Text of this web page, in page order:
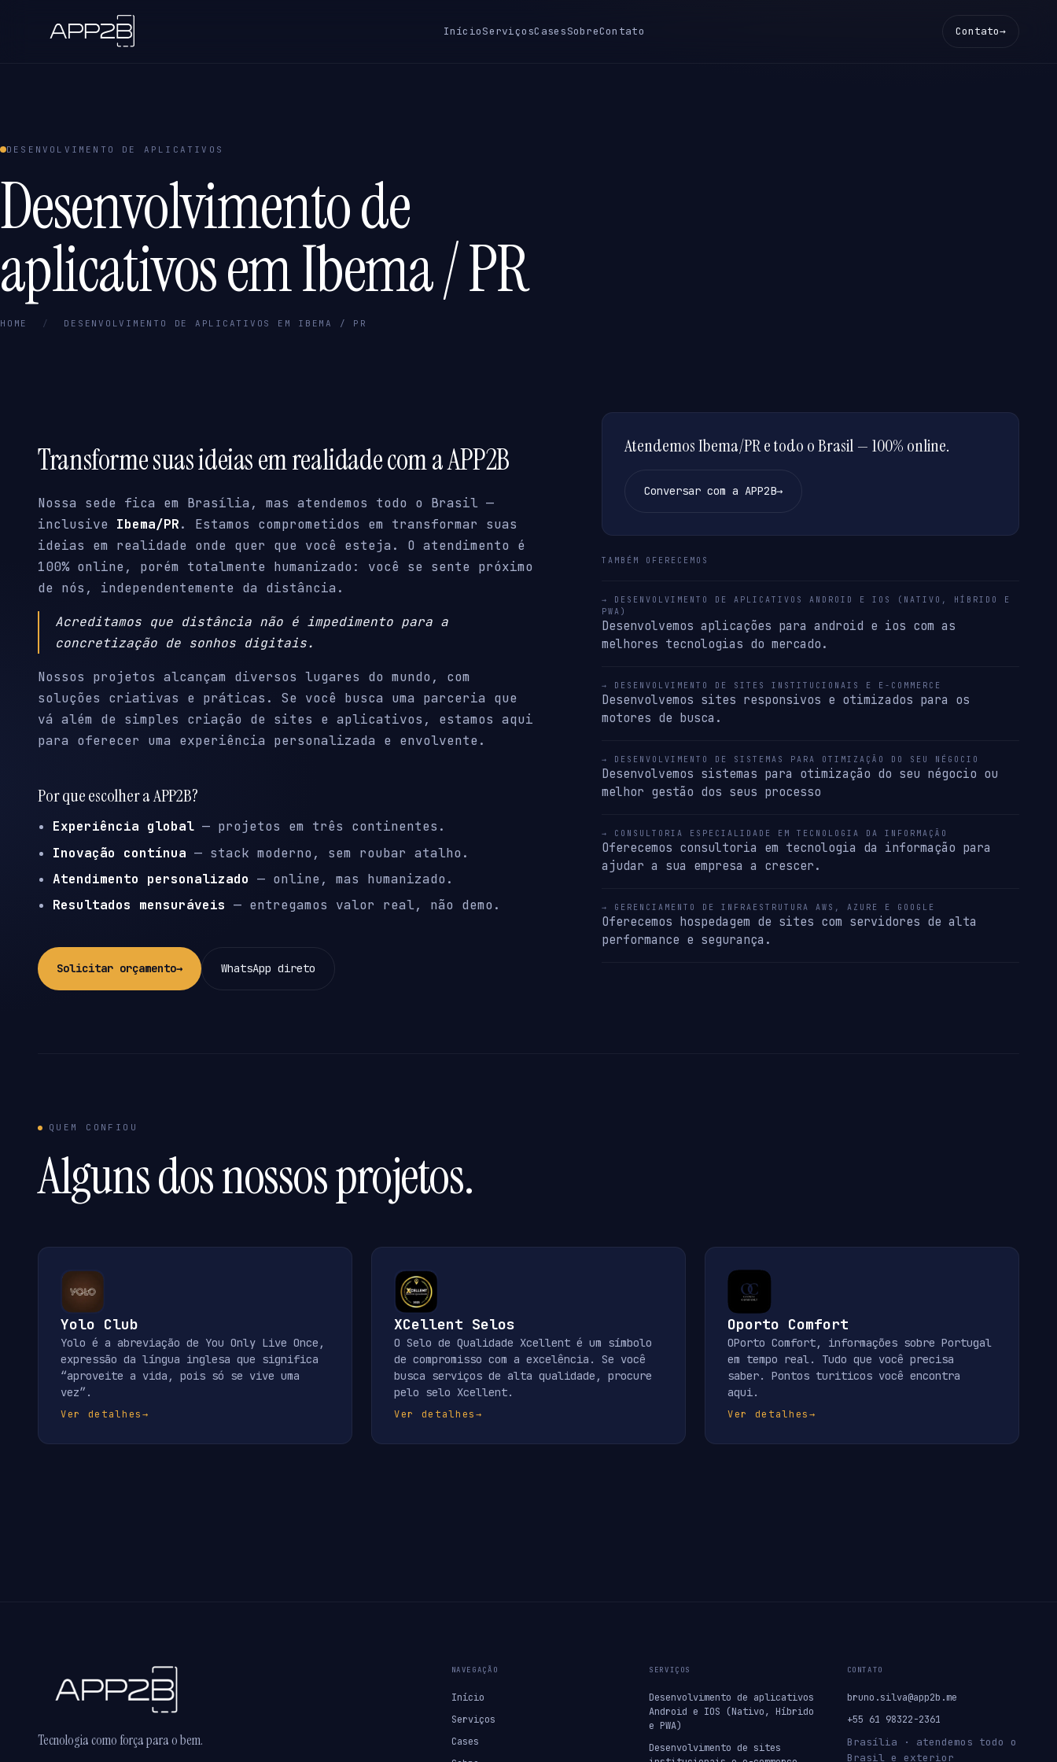
InícioServiçosCasesSobreContato Contato→
DESENVOLVIMENTO DE APLICATIVOS
Desenvolvimento de
aplicativos em Ibema / PR
HOME / DESENVOLVIMENTO DE APLICATIVOS EM IBEMA / PR
Transforme suas ideias em realidade com a APP2B
Nossa sede fica em Brasília, mas atendemos todo o Brasil —
inclusive Ibema/PR. Estamos comprometidos em transformar suas
ideias em realidade onde quer que você esteja. O atendimento é
100% online, porém totalmente humanizado: você se sente próximo
de nós, independentemente da distância.
Acreditamos que distância não é impedimento para a
concretização de sonhos digitais.
Nossos projetos alcançam diversos lugares do mundo, com
soluções criativas e práticas. Se você busca uma parceria que
vá além de simples criação de sites e aplicativos, estamos aqui
para oferecer uma experiência personalizada e envolvente.
Por que escolher a APP2B?
Experiência global — projetos em três continentes.
Inovação contínua — stack moderno, sem roubar atalho.
Atendimento personalizado — online, mas humanizado.
Resultados mensuráveis — entregamos valor real, não demo.
Solicitar orçamento→ WhatsApp direto
Atendemos Ibema/PR e todo o Brasil — 100% online.
Conversar com a APP2B→
TAMBÉM OFERECEMOS
→ DESENVOLVIMENTO DE APLICATIVOS ANDROID E IOS (NATIVO, HÍBRIDO E
PWA)
Desenvolvemos aplicações para android e ios com as
melhores tecnologias do mercado.
→ DESENVOLVIMENTO DE SITES INSTITUCIONAIS E E-COMMERCE
Desenvolvemos sites responsivos e otimizados para os
motores de busca.
→ DESENVOLVIMENTO DE SISTEMAS PARA OTIMIZAÇÃO DO SEU NÉGOCIO
Desenvolvemos sistemas para otimização do seu négocio ou
melhor gestão dos seus processo
→ CONSULTORIA ESPECIALIDADE EM TECNOLOGIA DA INFORMAÇÃO
Oferecemos consultoria em tecnologia da informação para
ajudar a sua empresa a crescer.
→ GERENCIAMENTO DE INFRAESTRUTURA AWS, AZURE E GOOGLE
Oferecemos hospedagem de sites com servidores de alta
performance e segurança.
QUEM CONFIOU
Alguns dos nossos projetos.
Yolo Club
Yolo é a abreviação de You Only Live Once,
expressão da língua inglesa que significa
“aproveite a vida, pois só se vive uma
vez”.
Ver detalhes→
XCellent Selos
O Selo de Qualidade Xcellent é um símbolo
de compromisso com a excelência. Se você
busca serviços de alta qualidade, procure
pelo selo Xcellent.
Ver detalhes→
Oporto Comfort
OPorto Comfort, informações sobre Portugal
em tempo real. Tudo que você precisa
saber. Pontos turiticos você encontra
aqui.
Ver detalhes→
Tecnologia como força para o bem.
NAVEGAÇÃO
Início
Serviços
Cases
SERVIÇOS
Desenvolvimento de aplicativos
Android e IOS (Nativo, Híbrido
e PWA)
Desenvolvimento de sites
CONTATO
bruno.silva@app2b.me
+55 61 98322-2361
Brasília · atendemos todo o
Brasil e exterior